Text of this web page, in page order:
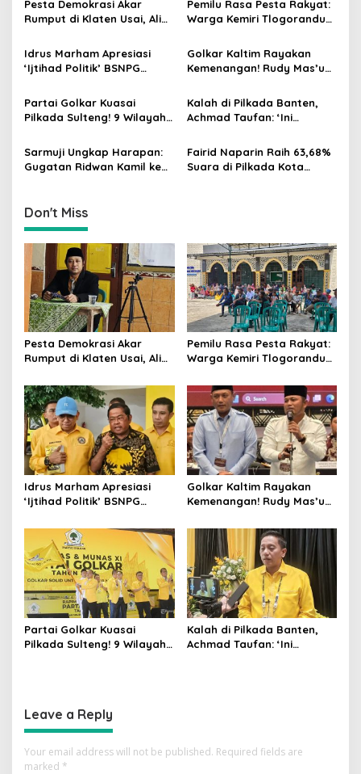
i
a
i
o
n
Pesta Demokrasi Akar
Rumput di Klaten Usai, Alim
Kursi Ketua RW 04 Kemiri
Pemilu Rasa Pesta Rakyat:
Warga Kemiri Tlogorandu
Demokratis, Rebutan Door
Prize Menarik!
Idrus Marham Apresiasi
‘Ijtihad Politik’ BSNPG
Agar Rakyat Jadi Aktor
Utama di Pemilu!
Golkar Kaltim Rayakan
Kemenangan! Rudy Mas’ud-
MK Tegaskan Hasil Pilgub
Partai Golkar Kuasai
Pilkada Sulteng! 9 Wilayah
Hanya 4
Kalah di Pilkada Banten,
Achmad Taufan: ‘Ini
Saatnya Strategi Bangkit
untuk 2029!
Sarmuji Ungkap Harapan:
Gugatan Ridwan Kamil ke
Fairid Naparin Raih 63,68%
Suara di Pilkada Kota
Don't Miss
Pesta Demokrasi Akar
Rumput di Klaten Usai, Alim
Kursi Ketua RW 04 Kemiri
Pemilu Rasa Pesta Rakyat:
Warga Kemiri Tlogorandu
Demokratis, Rebutan Door
Prize Menarik!
Idrus Marham Apresiasi
‘Ijtihad Politik’ BSNPG
Agar Rakyat Jadi Aktor
Utama di Pemilu!
Golkar Kaltim Rayakan
Kemenangan! Rudy Mas’ud-
MK Tegaskan Hasil Pilgub
Partai Golkar Kuasai
Pilkada Sulteng! 9 Wilayah
Kalah di Pilkada Banten,
Achmad Taufan: ‘Ini
Leave a Reply
Your email address will not be published. Required fields are
marked *